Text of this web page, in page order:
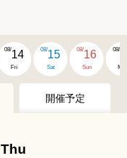
08/14
Fri
08/15
Sat
08/16
Sun
08/
開催予定
Thu